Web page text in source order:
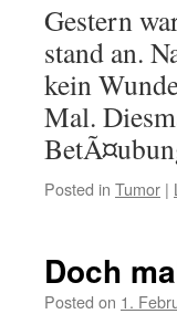
Gestern
stand an.
kein
Mal.
Posted in Tumor |
Doch
Posted on 1.